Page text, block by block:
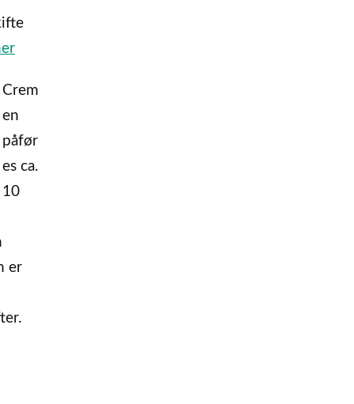
Crem
en
påfør
es ca.
10
er